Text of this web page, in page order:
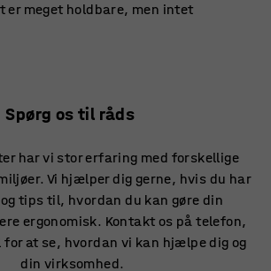
er meget holdbare, men intet
Spørg os til råds
har vi stor erfaring med forskellige
Vi hjælper dig gerne, hvis du har
tips til, hvordan du kan gøre din
ergonomisk. Kontakt os på telefon,
for at se, hvordan vi kan hjælpe dig og
din virksomhed.